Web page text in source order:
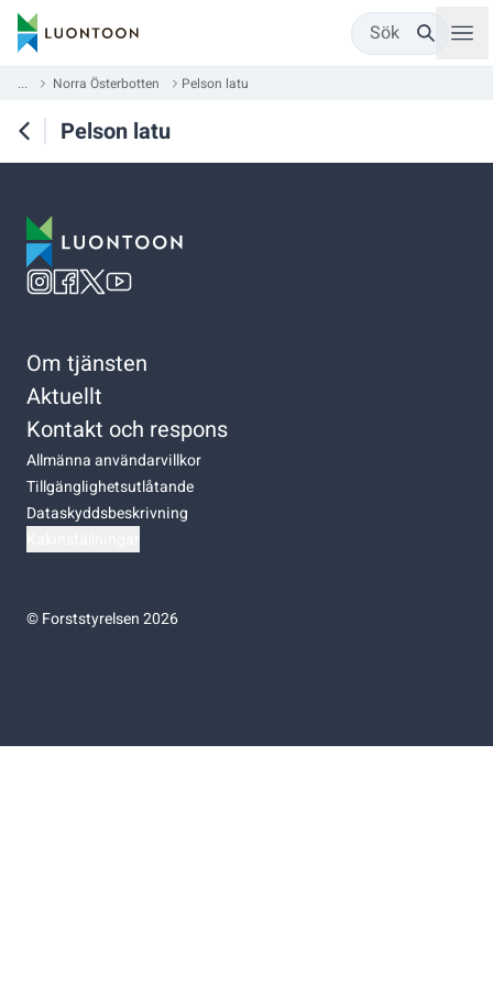
Sök
... Norra Österbotten Pelson latu
Pelson latu
Om tjänsten
Aktuellt
Kontakt och respons
Allmänna användarvillkor
Tillgänglighetsutlåtande
Dataskyddsbeskrivning
©Forststyrelsen 2026